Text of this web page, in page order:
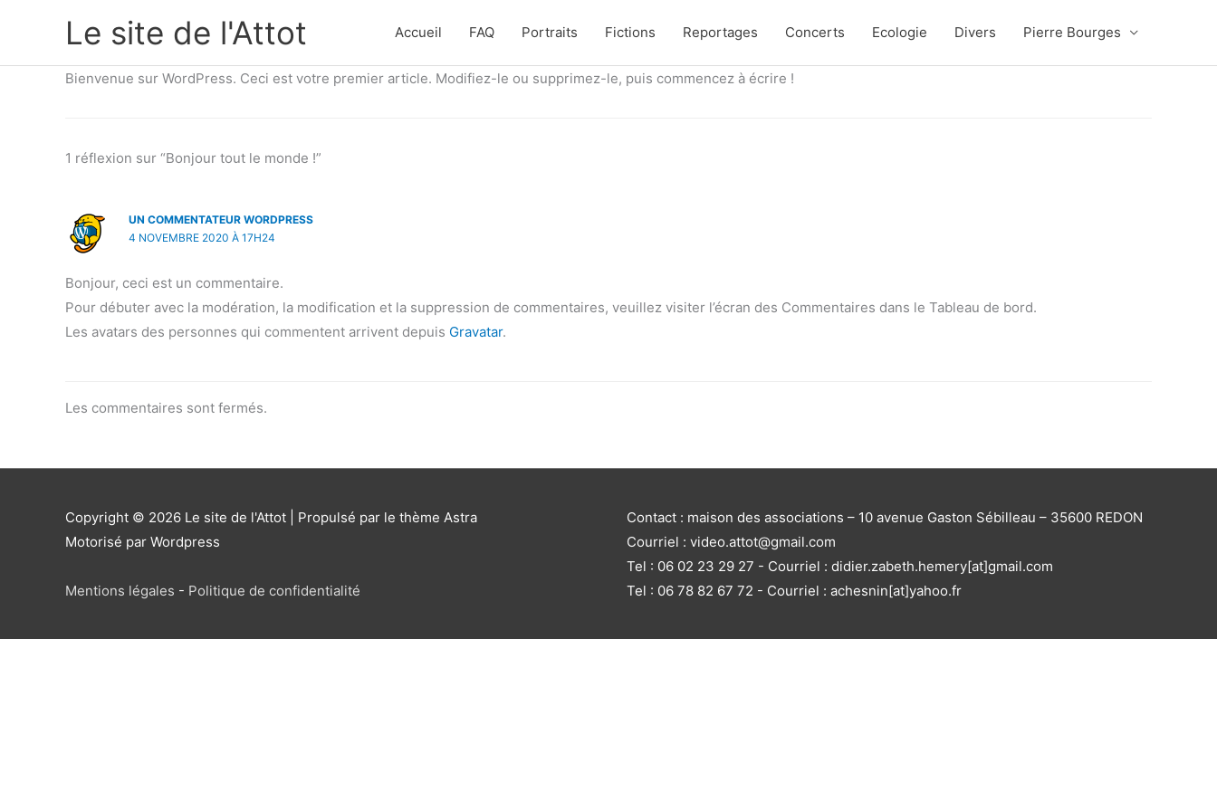
Le site de l'Attot Accueil FAQ Portraits Fictions Reportages Concerts Ecologie Divers Pierre Bourges
Bienvenue sur WordPress. Ceci est votre premier article. Modifiez-le ou supprimez-le, puis commencez à écrire !
1 réflexion sur “Bonjour tout le monde !”
UN COMMENTATEUR WORDPRESS
4 NOVEMBRE 2020 À 17H24
Bonjour, ceci est un commentaire.
Pour débuter avec la modération, la modification et la suppression de commentaires, veuillez visiter l’écran des Commentaires dans le Tableau de bord.
Les avatars des personnes qui commentent arrivent depuis Gravatar.
Les commentaires sont fermés.
Copyright © 2026 Le site de l'Attot | Propulsé par le thème Astra
Motorisé par Wordpress
Mentions légales - Politique de confidentialité
Contact : maison des associations – 10 avenue Gaston Sébilleau – 35600 REDON
Courriel : video.attot@gmail.com
Tel : 06 02 23 29 27 - Courriel : didier.zabeth.hemery[at]gmail.com
Tel : 06 78 82 67 72 - Courriel : achesnin[at]yahoo.fr